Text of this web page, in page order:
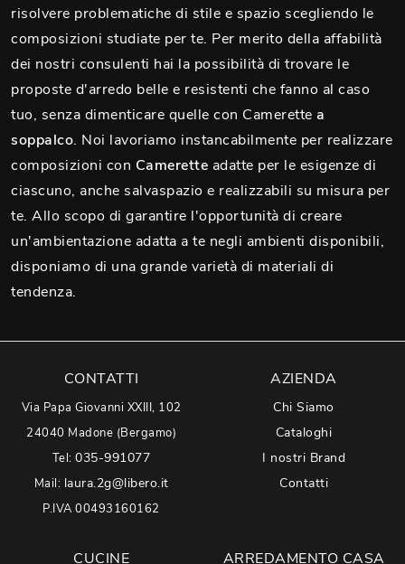
risolvere problematiche di stile e spazio scegliendo le
composizioni studiate per te. Per merito della affabilità
dei nostri consulenti hai la possibilità di trovare le
proposte d'arredo belle e resistenti che fanno al caso
tuo, senza dimenticare quelle con Camerette a
soppalco. Noi lavoriamo instancabilmente per realizzare
composizioni con Camerette adatte per le esigenze di
ciascuno, anche salvaspazio e realizzabili su misura per
te. Allo scopo di garantire l'opportunità di creare
un'ambientazione adatta a te negli ambienti disponibili,
disponiamo di una grande varietà di materiali di
tendenza.
CONTATTI
Via Papa Giovanni XXIII, 102
24040 Madone (Bergamo)
Tel:035-991077
Mail: laura.2g@libero.it
P.IVA 00493160162
AZIENDA
Chi Siamo
Cataloghi
I nostri Brand
Contatti
CUCINE ARREDAMENTO CASA